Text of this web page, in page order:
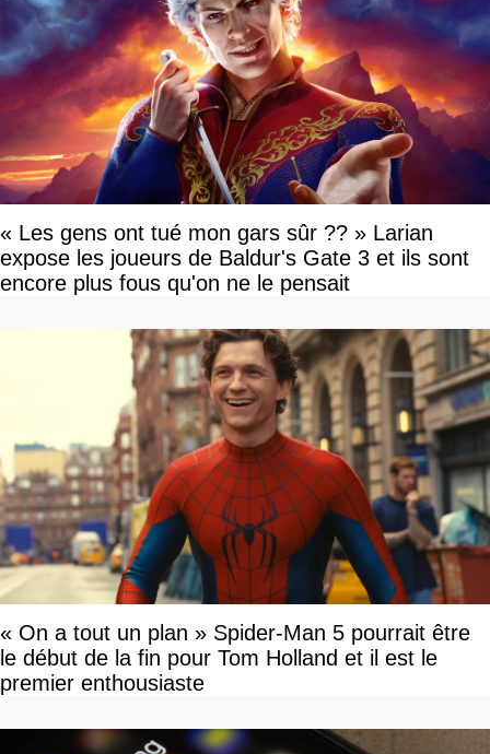
« Les gens ont tué mon gars sûr ?? » Larian
expose les joueurs de Baldur's Gate 3 et ils sont
encore plus fous qu'on ne le pensait
« On a tout un plan » Spider-Man 5 pourrait être
le début de la fin pour Tom Holland et il est le
premier enthousiaste